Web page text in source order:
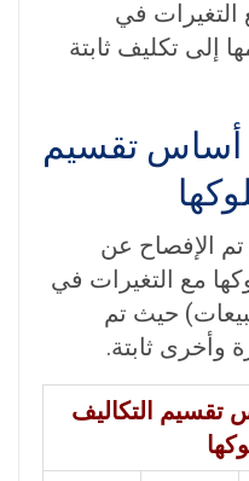
التغيرات في
إلى تكليف ثابتة
أساس تقسيم
الإفصاح عن
مع التغيرات في
حيث تم
وأخرى ثابتة.
تقسيم التكاليف